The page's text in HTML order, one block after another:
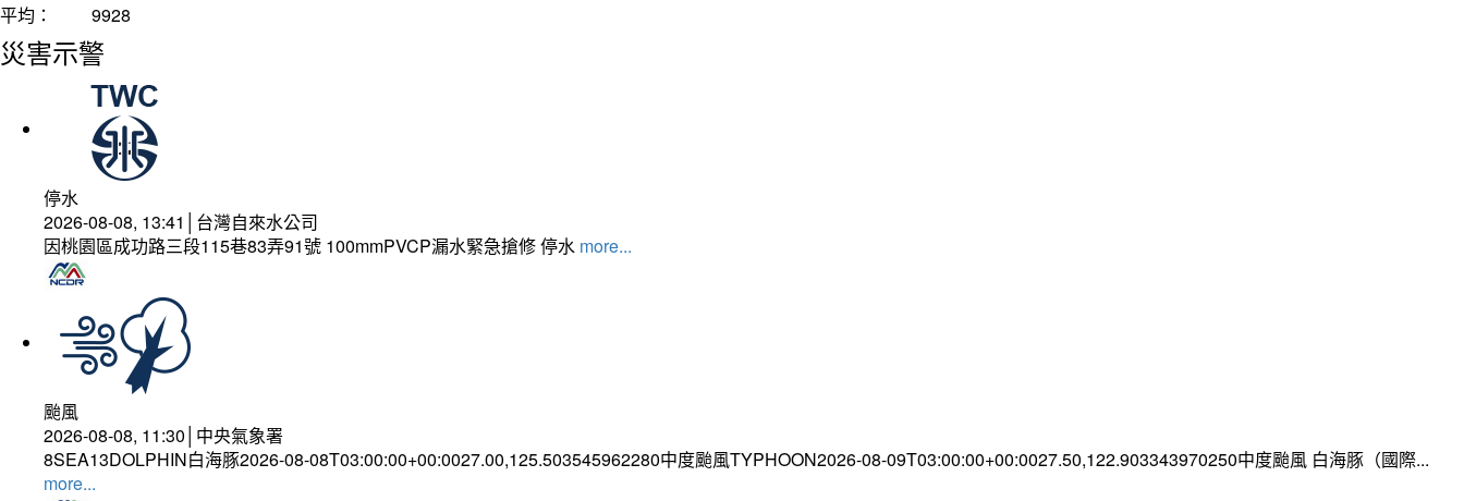
平均：
9928
災害示警
停水
2026-08-08, 13:41│台灣自來水公司
因桃園區成功路三段115巷83弄91號 100mmPVCP漏水緊急搶修 停水 more...
颱風
2026-08-08, 11:30│中央氣象署
8SEA13DOLPHIN白海豚2026-08-08T03:00:00+00:0027.00,125.503545962280中度颱風TYPHOON2026-08-09T03:00:00+00:0027.50,122.903343970250中度颱風 白海豚（國際...
more...